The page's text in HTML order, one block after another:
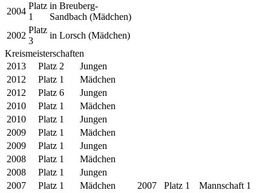
2004
Platz
1
in Breuberg-
Sandbach (Mädchen)
2002
Platz
3
in Lorsch (Mädchen)
Kreismeisterschaften
2013
Platz 2
Jungen
2012
Platz 1
Mädchen
2012
Platz 6
Jungen
2010
Platz 1
Mädchen
2010
Platz 1
Jungen
2009
Platz 1
Mädchen
2009
Platz 1
Jungen
2008
Platz 1
Mädchen
2008
Platz 1
Jungen
2007
Platz 1
Mädchen
2007 Platz 1
Mannschaft 1